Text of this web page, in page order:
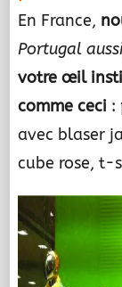
En France,
Portugal
votre œil
comme ceci :
avec blaser
cube rose, t-